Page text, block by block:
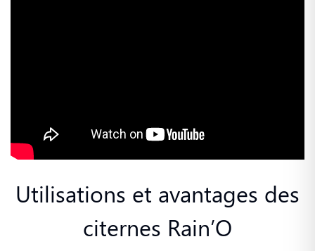
Utilisations et avantages des
citernes Rain’O